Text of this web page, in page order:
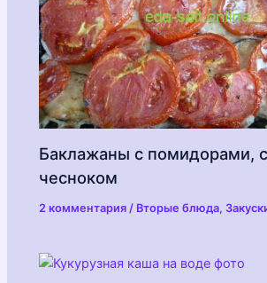
Баклажаны с помидорами,
чесноком
2 комментария / Вторые блюда,